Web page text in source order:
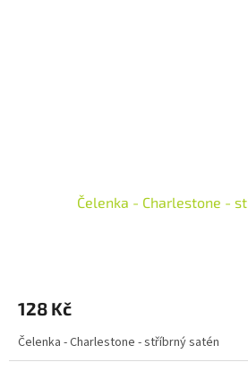
Čelenka - Charlestone -
128 Kč
Čelenka - Charlestone - stříbrný satén